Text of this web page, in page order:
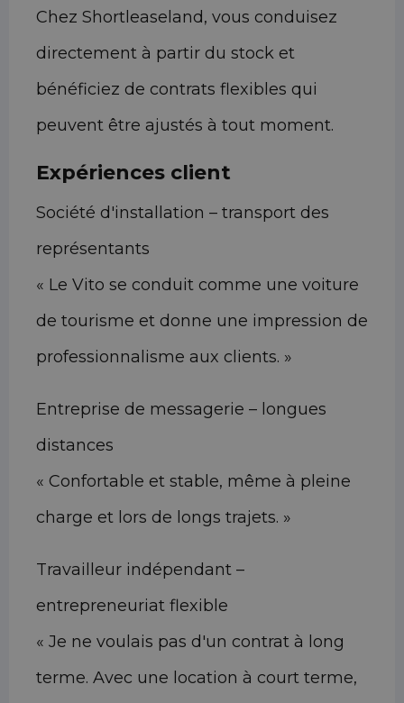
Chez Shortleaseland, vous conduisez
directement à partir du stock et
bénéficiez de contrats flexibles qui
peuvent être ajustés à tout moment.
Expériences client
Société d'installation – transport des
représentants
« Le Vito se conduit comme une voiture
de tourisme et donne une impression de
professionnalisme aux clients. »
Entreprise de messagerie – longues
distances
« Confortable et stable, même à pleine
charge et lors de longs trajets. »
Travailleur indépendant –
entrepreneuriat flexible
« Je ne voulais pas d'un contrat à long
terme. Avec une location à court terme,